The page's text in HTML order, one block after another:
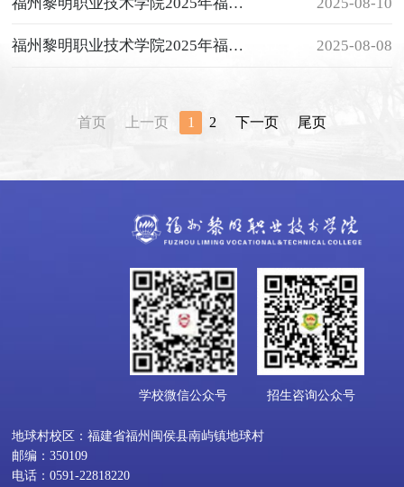
福州黎明职业技术学院2025年福建省普通高考美术类第一次征求志愿招生计划 2025-08-08
首页 上一页 1 2 下一页 尾页
学校微信公众号 招生咨询公众号
地球村校区：福建省福州闽侯县南屿镇地球村
邮编：350109
电话：0591-22818220